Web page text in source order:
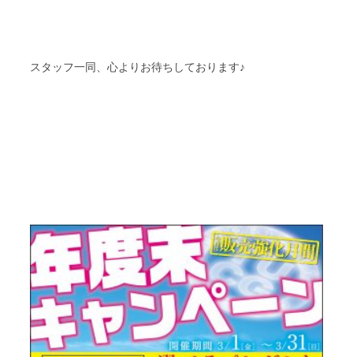
スタッフ一同、心よりお待ちしております♪